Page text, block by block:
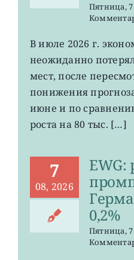
Пятница, 7
В июле 2026 г.
неожиданно
мест, после
понижения
июне и по
роста на 80 тыс. […]
7
08, 2026
EWG:
0,2%
Пятница, 7